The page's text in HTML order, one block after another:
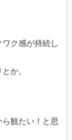
ク感が持続し
か。
観たい！と思